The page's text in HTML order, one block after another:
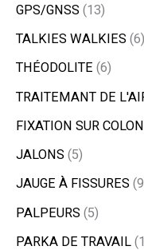
GPS/GNSS 13
TALKIES WALKIES 6
THÉODOLITE 6
TRAITEMANT DE
FIXATION SUR
JALONS 5
JAUGE À FISSURES 9
PALPEURS 5
PARKA DE TRAVAIL